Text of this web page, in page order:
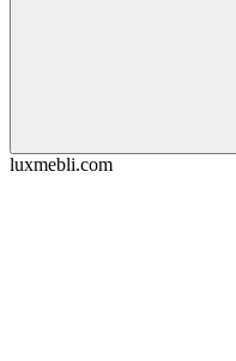
luxmebli.com